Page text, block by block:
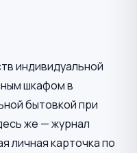
индивидуальной
шкафом в
бытовкой при
же — журнал
личная карточка по